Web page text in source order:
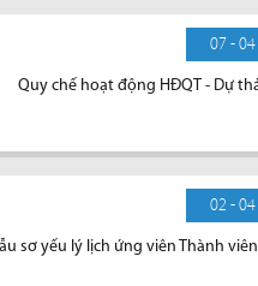
07 - 04
Quy chế hoạt động HĐQT - Dự
02 - 04
sơ yếu lý lịch ứng viên Thành